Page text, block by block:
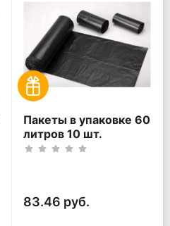
Пакеты в упаковке 60
литров 10 шт.
(10шт*3рул)
83.46 руб.